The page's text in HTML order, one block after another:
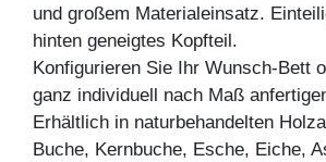
und großem Materialeinsatz.
hinten geneigtes Kopfteil.
Konfigurieren Sie Ihr Wunsch-Bett
ganz individuell nach Maß
Erhältlich in naturbehandelten
Buche, Kernbuche, Esche, Eiche,